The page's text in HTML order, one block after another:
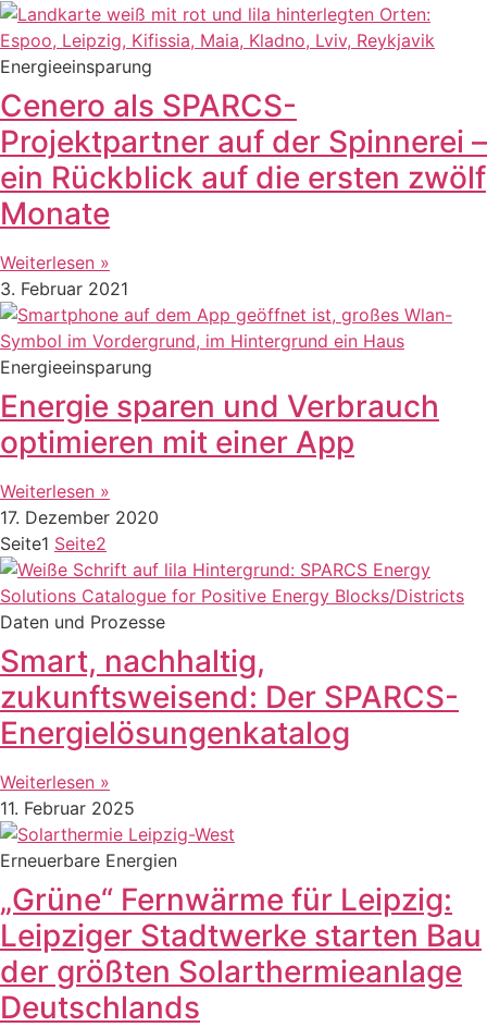
Energieeinsparung
Cenero als SPARCS-
Projektpartner auf der Spinnerei –
ein Rückblick auf die ersten zwölf
Monate
Weiterlesen »
3. Februar 2021
Energieeinsparung
Energie sparen und Verbrauch
optimieren mit einer App
Weiterlesen »
17. Dezember 2020
Seite1 Seite2
Daten und Prozesse
Smart, nachhaltig,
zukunftsweisend: Der SPARCS-
Energielösungenkatalog
Weiterlesen »
11. Februar 2025
Erneuerbare Energien
„Grüne“ Fernwärme für Leipzig:
Leipziger Stadtwerke starten Bau
der größten Solarthermieanlage
Deutschlands